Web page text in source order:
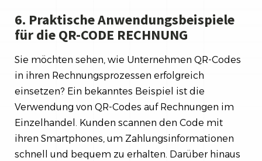
6. Praktische Anwendungsbeispiele
für die QR-CODE RECHNUNG
Sie möchten sehen, wie Unternehmen QR-Codes
in ihren Rechnungsprozessen erfolgreich
einsetzen? Ein bekanntes Beispiel ist die
Verwendung von QR-Codes auf Rechnungen im
Einzelhandel. Kunden scannen den Code mit
ihren Smartphones, um Zahlungsinformationen
schnell und bequem zu erhalten. Darüber hinaus